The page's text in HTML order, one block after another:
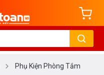
Phụ Kiện Phòng Tắm